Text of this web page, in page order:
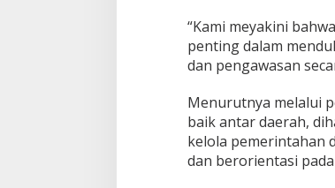
“Kami meyakini
penting dalam
dan pengawasan
Menurutnya melalui
baik antar daerah,
kelola pemerintahan
dan berorientasi